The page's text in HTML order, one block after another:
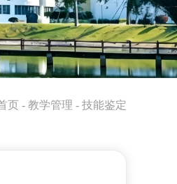
页 - 教学管理 - 技能鉴定